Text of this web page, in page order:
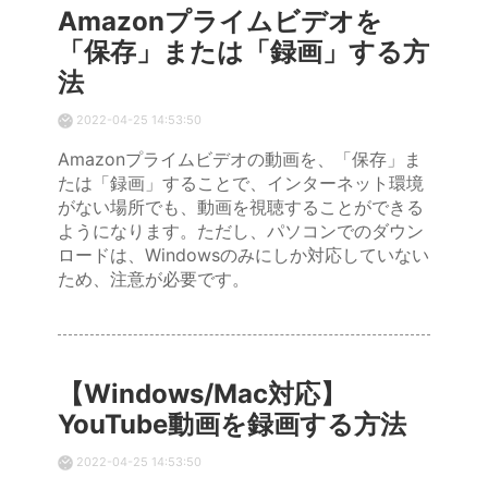
Amazonプライムビデオを
「保存」または「録画」する方
法
2022-04-25 14:53:50
Amazonプライムビデオの動画を、「保存」ま
たは「録画」することで、インターネット環境
がない場所でも、動画を視聴することができる
ようになります。ただし、パソコンでのダウン
ロードは、Windowsのみにしか対応していない
ため、注意が必要です。
【Windows/Mac対応】
YouTube動画を録画する方法
2022-04-25 14:53:50